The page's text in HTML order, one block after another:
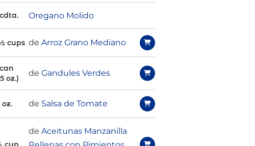
cdta. Oregano Molido
cups deArroz Grano Mediano
oz.)
deGandules Verdes
oz. de Salsa de Tomate
deAceitunas Manzanilla